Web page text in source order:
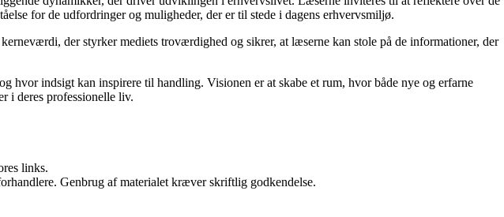
for de udfordringer og muligheder, der er til stede i dagens erhvervsmiljø.
der styrker mediets troværdighed og sikrer, at læserne kan stole på de informationer, der
hvor indsigt kan inspirere til handling. Visionen er at skabe et rum, hvor både nye og erfarne
i deres professionelle liv.
links.
Genbrug af materialet kræver skriftlig godkendelse.